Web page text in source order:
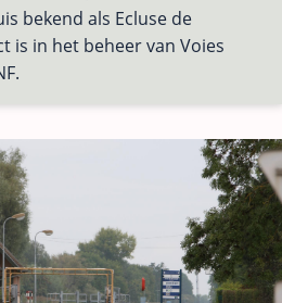
bekend als Ecluse de
is in het beheer van Voies